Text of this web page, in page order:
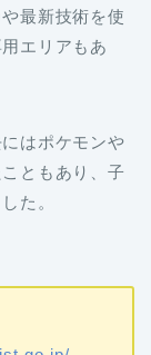
はポケモンや
た。